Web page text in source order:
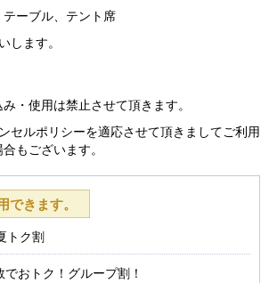
ーブル、テント席
します。
・使用は禁止させて頂きます。
セルポリシーを適応させて頂きましてご利用
もございます。
できます。
トク割
おトク！グループ割！